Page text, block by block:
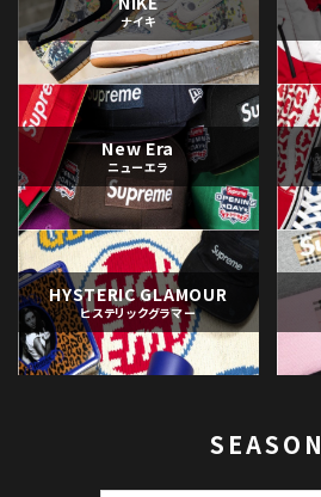
ナイキ
New Era
ニューエラ
HYSTERIC GLAMOUR
ヒステリックグラマー
SEASON